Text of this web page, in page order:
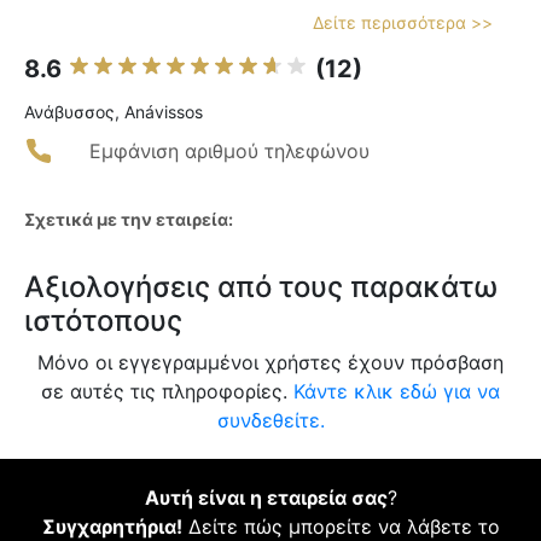
Δείτε περισσότερα >>
8.6 (12)
Ανάβυσσος, Anávissos
Εμφάνιση αριθμού τηλεφώνου
Σχετικά με την εταιρεία:
Αξιολογήσεις από τους παρακάτω
ιστότοπους
Μόνο οι εγγεγραμμένοι χρήστες έχουν πρόσβαση
σε αυτές τις πληροφορίες. Κάντε κλικ εδώ για να
συνδεθείτε.
Αυτή είναι η εταιρεία σας?
Συγχαρητήρια! Δείτε πώς μπορείτε να λάβετε το